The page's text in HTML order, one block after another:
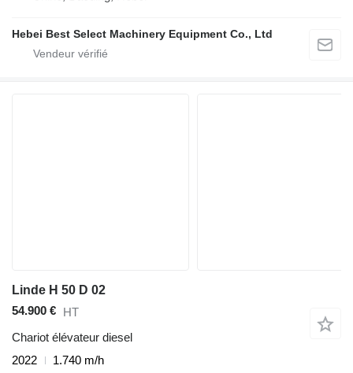
Hebei Best Select Machinery Equipment Co., Ltd
Linde H 50 D 02
54.900 € HT
Chariot élévateur diesel
2022
1.740 m/h